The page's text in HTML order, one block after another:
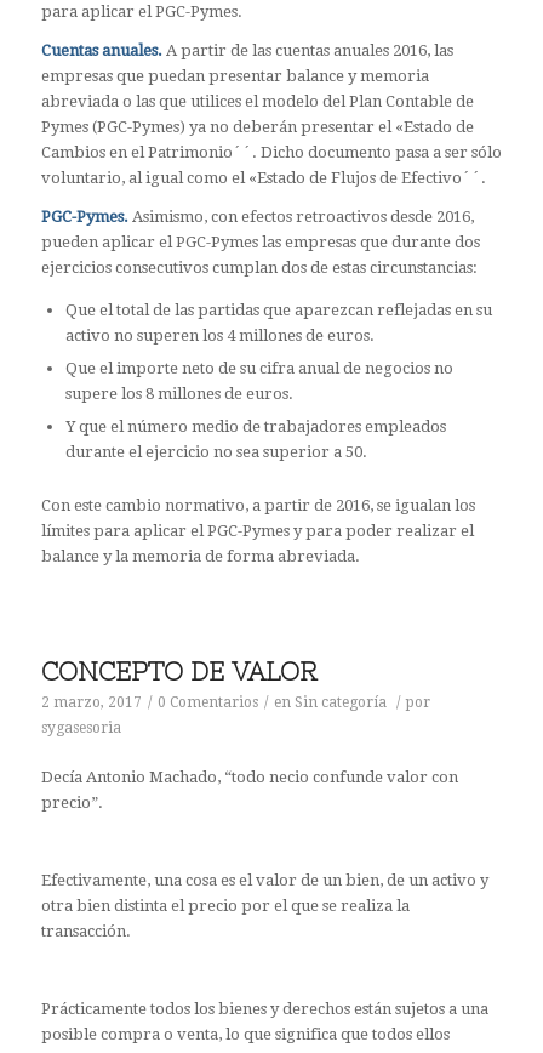
para aplicar el PGC-Pymes.
Cuentas anuales.A partir de las cuentas anuales 2016, las
empresas que puedan presentar balance y memoria
abreviada o las que utilices el modelo del Plan Contable de
Pymes (PGC-Pymes) ya no deberán presentar el «Estado de
Cambios en el Patrimonio´´. Dicho documento pasa a ser sólo
voluntario, al igual como el «Estado de Flujos de Efectivo´´.
PGC-Pymes.Asimismo, con efectos retroactivos desde 2016,
pueden aplicar el PGC-Pymes las empresas que durante dos
ejercicios consecutivos cumplan dos de estas circunstancias:
Que el total de las partidas que aparezcan reflejadas en su
activo no superen los 4 millones de euros.
Que el importe neto de su cifra anual de negocios no
supere los 8 millones de euros.
Y que el número medio de trabajadores empleados
durante el ejercicio no sea superior a 50.
Con este cambio normativo, a partir de 2016, se igualan los
límites para aplicar el PGC-Pymes y para poder realizar el
balance y la memoria de forma abreviada.
CONCEPTO DE VALOR
2 marzo, 2017 / 0 Comentarios / en Sin categoría / por
sygasesoria
Decía Antonio Machado, “todo necio confunde valor con
precio”.
Efectivamente, una cosa es el valor de un bien, de un activo y
otra bien distinta el precio por el que se realiza la
transacción.
Prácticamente todos los bienes y derechos están sujetos a una
posible compra o venta, lo que significa que todos ellos